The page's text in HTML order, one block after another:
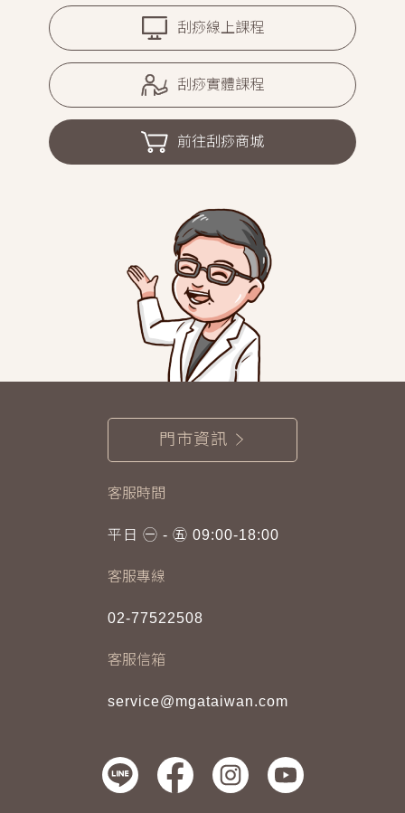
刮痧線上課程
刮痧實體課程
前往刮痧商城
門市資訊
客服時間
平日 ㊀ - ㊄ 09:00-18:00
客服專線
02-77522508
客服信箱
service@mgataiwan.com